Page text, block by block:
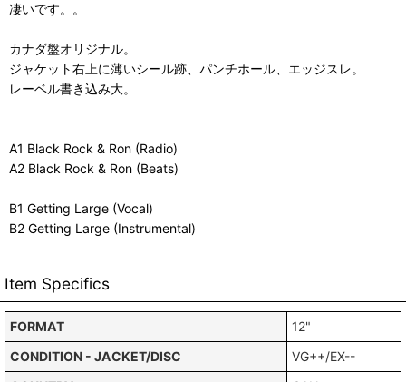
凄いです。。
カナダ盤オリジナル。
ジャケット右上に薄いシール跡、パンチホール、エッジスレ。
レーベル書き込み大。
A1 Black Rock & Ron (Radio)
A2 Black Rock & Ron (Beats)
B1 Getting Large (Vocal)
B2 Getting Large (Instrumental)
Item Specifics
FORMAT
12"
CONDITION - JACKET/DISC
VG++/EX--